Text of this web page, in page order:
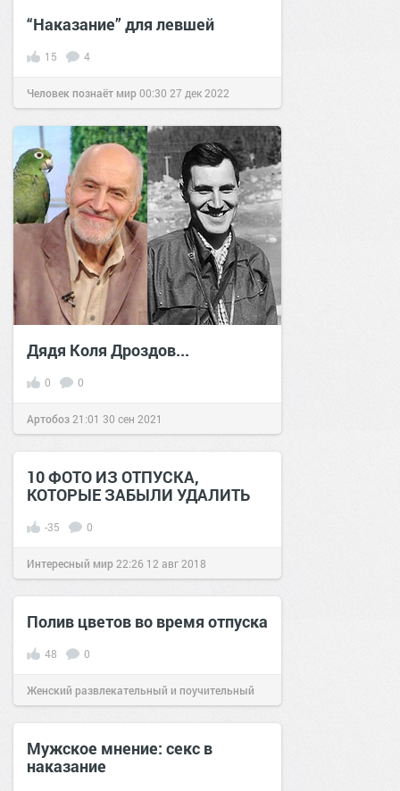
“Наказание” для левшей
15 4
Человек познаёт мир00:30 27 дек 2022
Дядя Коля Дроздов...
0 0
Артобоз 21:01 30 сен 2021
10 ФОТО ИЗ ОТПУСКА,
КОТОРЫЕ ЗАБЫЛИ УДАЛИТЬ
-35 0
Интересный мир 22:26 12 авг 2018
Полив цветов во время отпуска
48 0
Женский развлекательный и поучительный
сайт.20:31 18 апр 2018
Мужское мнение: секс в
наказание